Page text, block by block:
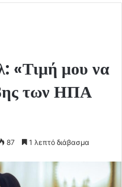
«Τιμή μου να
των ΗΠΑ
87 1 λεπτό διάβασμα